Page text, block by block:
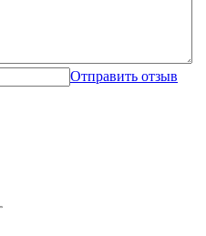
Отправить отзыв